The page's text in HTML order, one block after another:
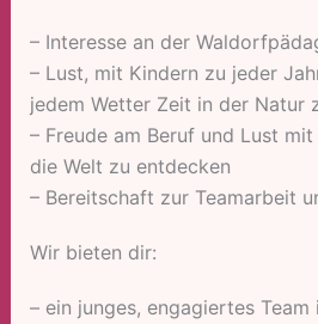
– Interesse an der
– Lust, mit Kindern zu jeder
jedem Wetter Zeit in der Natur
– Freude am Beruf und Lust
die Welt zu entdecken
– Bereitschaft zur Teamarbeit
Wir bieten dir:
– ein junges, engagiertes